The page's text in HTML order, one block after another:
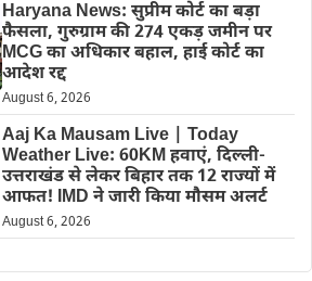
Haryana News: सुप्रीम कोर्ट का बड़ा
फैसला, गुरुग्राम की 274 एकड़ जमीन पर
MCG का अधिकार बहाल, हाई कोर्ट का
आदेश रद्द
August 6, 2026
Aaj Ka Mausam Live | Today
Weather Live: 60KM हवाएं, दिल्ली-
उत्तराखंड से लेकर बिहार तक 12 राज्यों में
आफत! IMD ने जारी किया मौसम अलर्ट
August 6, 2026